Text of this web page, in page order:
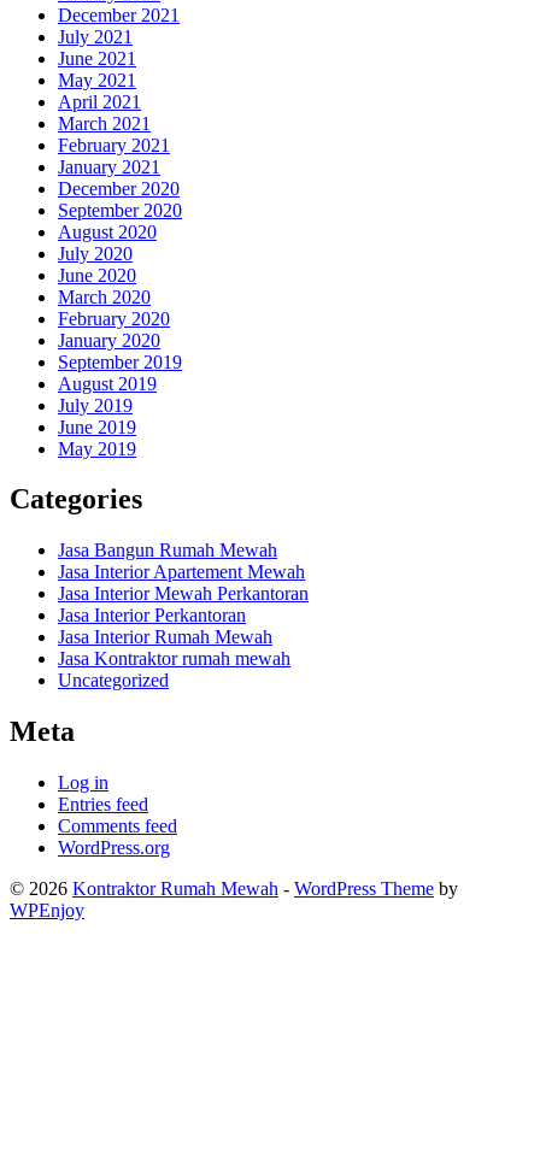
December 2021
July 2021
June 2021
May 2021
April 2021
March 2021
February 2021
January 2021
December 2020
September 2020
August 2020
July 2020
June 2020
March 2020
February 2020
January 2020
September 2019
August 2019
July 2019
June 2019
May 2019
Categories
Jasa Bangun Rumah Mewah
Jasa Interior Apartement Mewah
Jasa Interior Mewah Perkantoran
Jasa Interior Perkantoran
Jasa Interior Rumah Mewah
Jasa Kontraktor rumah mewah
Uncategorized
Meta
Log in
Entries feed
Comments feed
WordPress.org
© 2026 Kontraktor Rumah Mewah - WordPress Theme by
WPEnjoy